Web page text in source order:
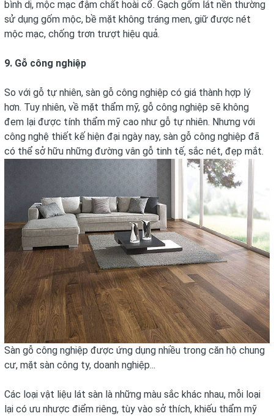
bình dị, mộc mạc đậm chất hoài cổ. Gạch gốm lát nền thường
sử dụng gốm mộc, bề mặt không tráng men, giữ được nét
mộc mạc, chống trơn trượt hiệu quả.
9. Gỗ công nghiệp
So với gỗ tự nhiên, sàn gỗ công nghiệp có giá thành hợp lý
hơn. Tuy nhiên, về mặt thẩm mỹ, gỗ công nghiệp sẽ không
đem lại được tính thẩm mỹ cao như gỗ tự nhiên. Nhưng với
công nghệ thiết kế hiện đại ngày nay, sàn gỗ công nghiệp đã
có thể sở hữu những đường vân gỗ tinh tế, sắc nét, đẹp mắt.
Sàn gỗ công nghiệp được ứng dụng nhiều trong căn hộ chung
cư, mặt sàn công ty, doanh nghiệp...
Các loại vật liệu lát sàn là những màu sắc khác nhau, mỗi loại
lại có ưu nhược điểm riêng, tùy vào sở thích, khiếu thẩm mỹ